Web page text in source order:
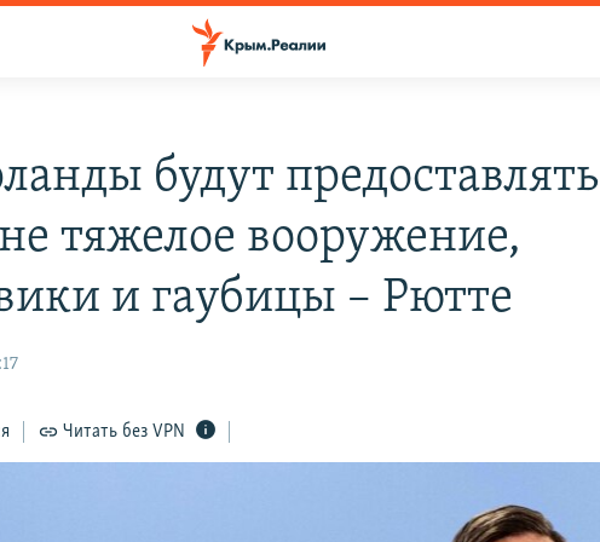
будут предоставлять
тяжелое вооружение,
и гаубицы – Рютте
Читать без VPN